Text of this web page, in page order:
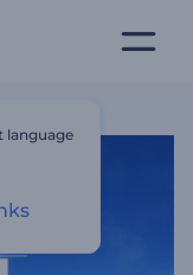
language